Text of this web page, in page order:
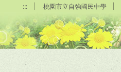
::: 桃園市立自強國民中學